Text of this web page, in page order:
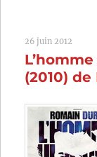
26 juin 2012
(2010)